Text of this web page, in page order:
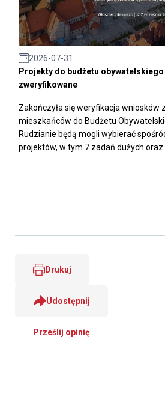
2026-07-31
Projekty do budżetu obywatelskiego
zweryfikowane
Zakończyła się weryfikacja wniosków
mieszkańców do Budżetu
Rudzianie będą mogli wybierać
projektów, w tym 7 zadań dużych oraz
Drukuj
Udostępnij
Prześlij opinię